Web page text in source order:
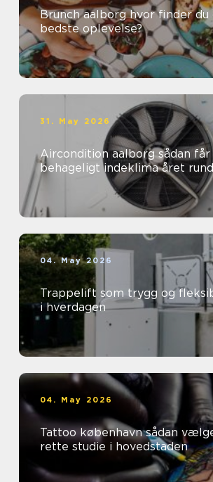
Brunch aalborg hvor finder du den
bedste oplevelse?
31. May 2026
Aircondition aalborg sådan får du et
behageligt indeklima året
04. May 2026
Trappelift som trygg og
i hverdagen
04. May 2026
Tattoo københavn sådan vælger du det
rette studie i hovedstaden